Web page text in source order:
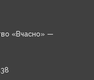
«Вчасно» —